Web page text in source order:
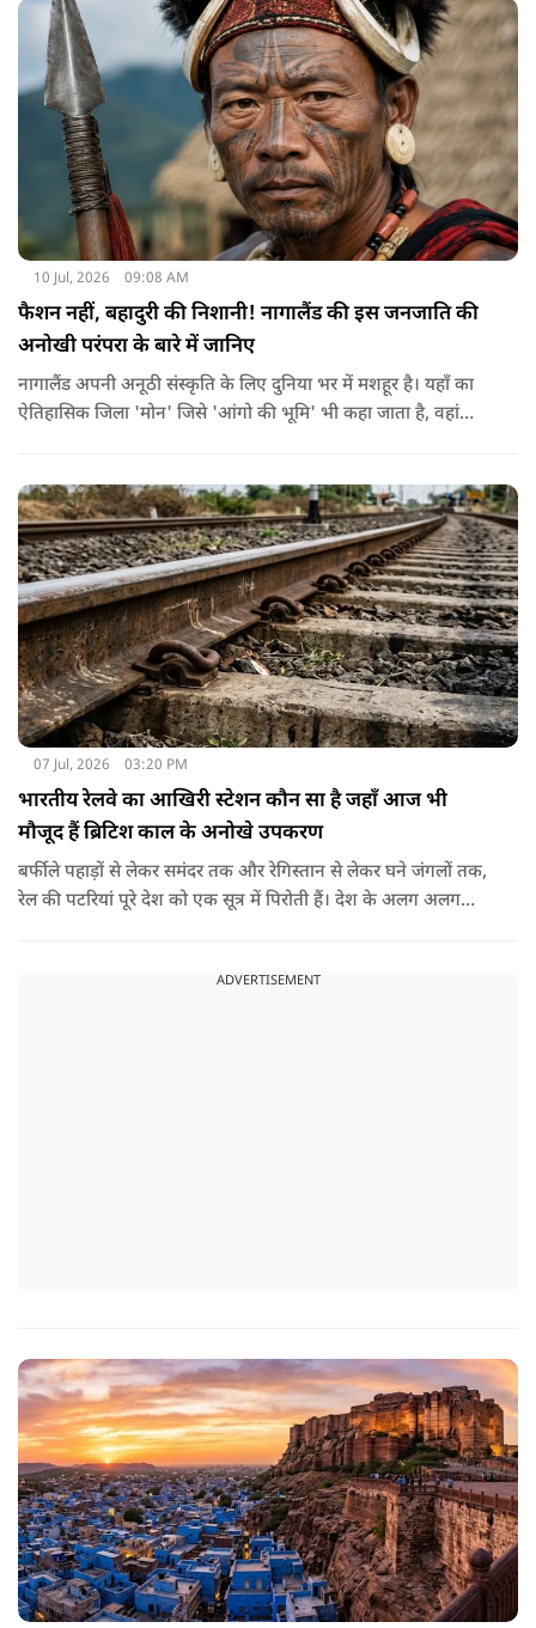
होना चाहिए। इसीलिए ड्राइविंग करते समय कुछ भी खाना पीना यहाँ मना
है। अगर आप ऐसा करते हैं तो आपको फाइन भरना पड़ सकता है।
10 Jul, 2026 09:08 AM
फैशन नहीं, बहादुरी की निशानी! नागालैंड की इस जनजाति की
अनोखी परंपरा के बारे में जानिए
नागालैंड अपनी अनूठी संस्कृति के लिए दुनिया भर में मशहूर है। यहाँ का
ऐतिहासिक जिला 'मोन' जिसे 'आंगो की भूमि' भी कहा जाता है, वहां
07 Jul, 2026 03:20 PM
भारतीय रेलवे का आखिरी स्टेशन कौन सा है जहाँ आज भी
मौजूद हैं ब्रिटिश काल के अनोखे उपकरण
बर्फीले पहाड़ों से लेकर समंदर तक और रेगिस्तान से लेकर घने जंगलों तक,
रेल की पटरियां पूरे देश को एक सूत्र में पिरोती हैं। देश के अलग अलग
दक्षिणी रेलवे स्टेशन कन्याकुमारी रेलवे स्टेशन है। इसके अलावा सबसे
ADVERTISEMENT